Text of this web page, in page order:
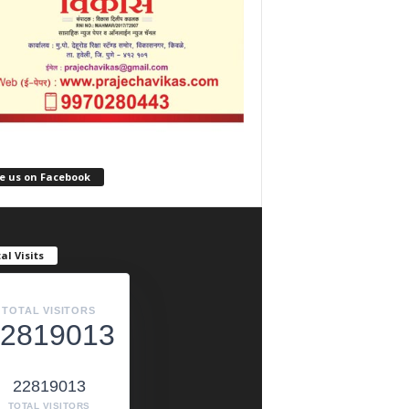
us on Facebook
Visits
TOTAL VISITORS
22819013
TOTAL VISITORS